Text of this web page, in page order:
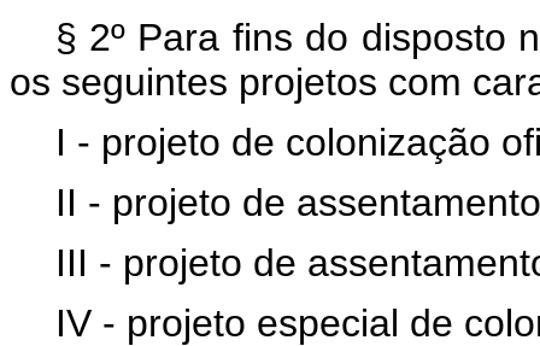
§ 2º Para fins do disposto
os seguintes projetos com
I - projeto de colonização
II - projeto de
III - projeto de
IV - projeto especial de